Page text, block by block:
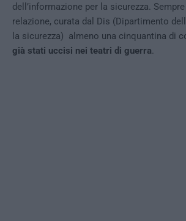
dell’informazione per la sicurezza.
relazione, curata dal Dis (Dipartimento
la sicurezza) almeno una cinquantina di
già stati uccisi nei teatri di guerra.